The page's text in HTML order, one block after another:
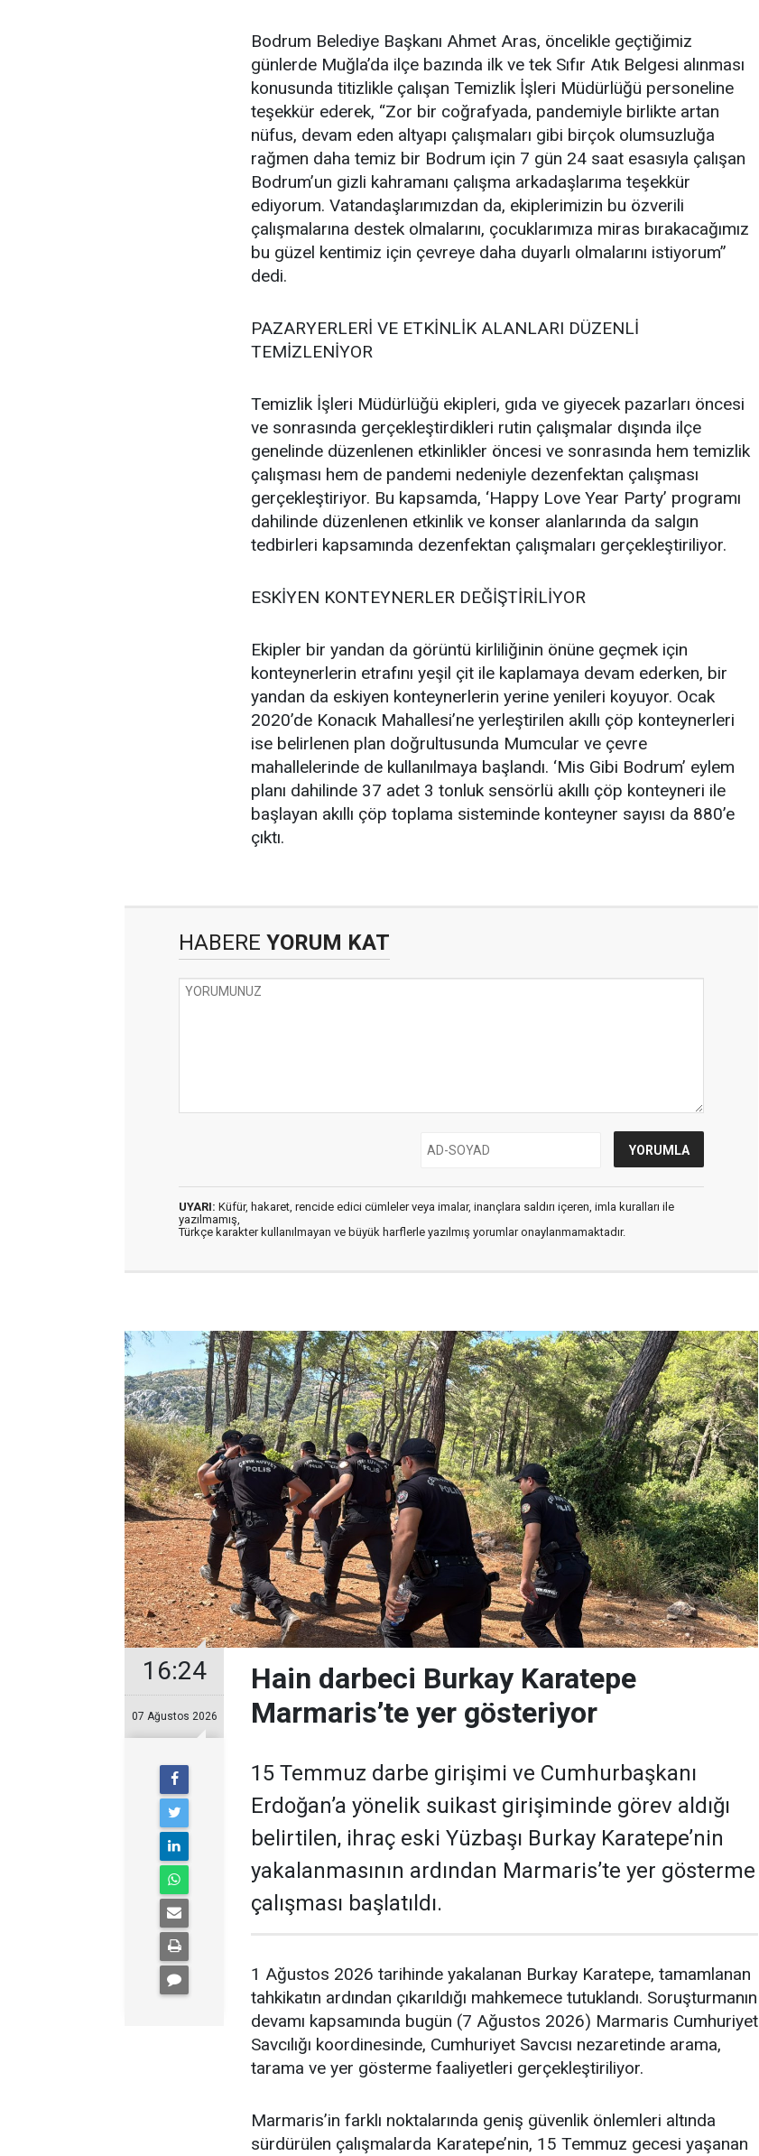
Bodrum Belediye Başkanı Ahmet Aras, öncelikle geçtiğimiz
günlerde Muğla’da ilçe bazında ilk ve tek Sıfır Atık Belgesi alınması
konusunda titizlikle çalışan Temizlik İşleri Müdürlüğü personeline
teşekkür ederek, “Zor bir coğrafyada, pandemiyle birlikte artan
nüfus, devam eden altyapı çalışmaları gibi birçok olumsuzluğa
rağmen daha temiz bir Bodrum için 7 gün 24 saat esasıyla çalışan
Bodrum’un gizli kahramanı çalışma arkadaşlarıma teşekkür
ediyorum. Vatandaşlarımızdan da, ekiplerimizin bu özverili
çalışmalarına destek olmalarını, çocuklarımıza miras bırakacağımız
bu güzel kentimiz için çevreye daha duyarlı olmalarını istiyorum”
dedi.
PAZARYERLERİ VE ETKİNLİK ALANLARI DÜZENLİ
TEMİZLENİYOR
Temizlik İşleri Müdürlüğü ekipleri, gıda ve giyecek pazarları öncesi
ve sonrasında gerçekleştirdikleri rutin çalışmalar dışında ilçe
genelinde düzenlenen etkinlikler öncesi ve sonrasında hem temizlik
çalışması hem de pandemi nedeniyle dezenfektan çalışması
gerçekleştiriyor. Bu kapsamda, ‘Happy Love Year Party’ programı
dahilinde düzenlenen etkinlik ve konser alanlarında da salgın
tedbirleri kapsamında dezenfektan çalışmaları gerçekleştiriliyor.
ESKİYEN KONTEYNERLER DEĞİŞTİRİLİYOR
Ekipler bir yandan da görüntü kirliliğinin önüne geçmek için
konteynerlerin etrafını yeşil çit ile kaplamaya devam ederken, bir
yandan da eskiyen konteynerlerin yerine yenileri koyuyor. Ocak
2020’de Konacık Mahallesi’ne yerleştirilen akıllı çöp konteynerleri
ise belirlenen plan doğrultusunda Mumcular ve çevre
mahallelerinde de kullanılmaya başlandı. ‘Mis Gibi Bodrum’ eylem
planı dahilinde 37 adet 3 tonluk sensörlü akıllı çöp konteyneri ile
başlayan akıllı çöp toplama sisteminde konteyner sayısı da 880’e
çıktı.
HABERE YORUM KAT
UYARI: Küfür, hakaret, rencide edici cümleler veya imalar, inançlara saldırı içeren, imla kuralları ile
yazılmamış,
Türkçe karakter kullanılmayan ve büyük harflerle yazılmış yorumlar onaylanmamaktadır.
16:24
07 Ağustos 2026
Hain darbeci Burkay Karatepe
Marmaris’te yer gösteriyor
15 Temmuz darbe girişimi ve Cumhurbaşkanı
Erdoğan’a yönelik suikast girişiminde görev aldığı
belirtilen, ihraç eski Yüzbaşı Burkay Karatepe’nin
yakalanmasının ardından Marmaris’te yer gösterme
çalışması başlatıldı.
1 Ağustos 2026 tarihinde yakalanan Burkay Karatepe, tamamlanan
tahkikatın ardından çıkarıldığı mahkemece tutuklandı. Soruşturmanın
devamı kapsamında bugün (7 Ağustos 2026) Marmaris Cumhuriyet
Savcılığı koordinesinde, Cumhuriyet Savcısı nezaretinde arama,
tarama ve yer gösterme faaliyetleri gerçekleştiriliyor.
Marmaris’in farklı noktalarında geniş güvenlik önlemleri altında
sürdürülen çalışmalarda Karatepe’nin, 15 Temmuz gecesi yaşanan